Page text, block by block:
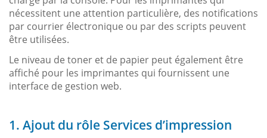
nécessitent une attention particulière, des notifications
par courrier électronique ou par des scripts peuvent
être utilisées.
Le niveau de toner et de papier peut également être
affiché pour les imprimantes qui fournissent une
interface de gestion web.
1. Ajout du rôle Services d’impression